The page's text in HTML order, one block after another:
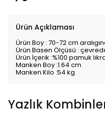
Ürün Açıklaması
Ürün Boy : 70-72 cm
Ürün Basen Ölçüsü :
Ürün İçerik :%100 pamuk
Manken Boy :1.64 cm
Manken Kilo :54 kg
Yazlık